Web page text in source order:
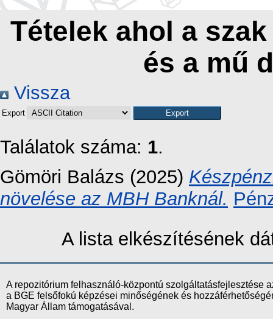
Tételek ahol a
és a mű
Vissza
Export
Találatok száma: 1.
Gömöri Balázs (2025)
növelése az MBH Banknál.
A lista elkészítésének
A repozitórium felhasználó-központú szolgáltatásfejlesztése
a BGE felsőfokú képzései minőségének és
Magyar Állam támogatásával.